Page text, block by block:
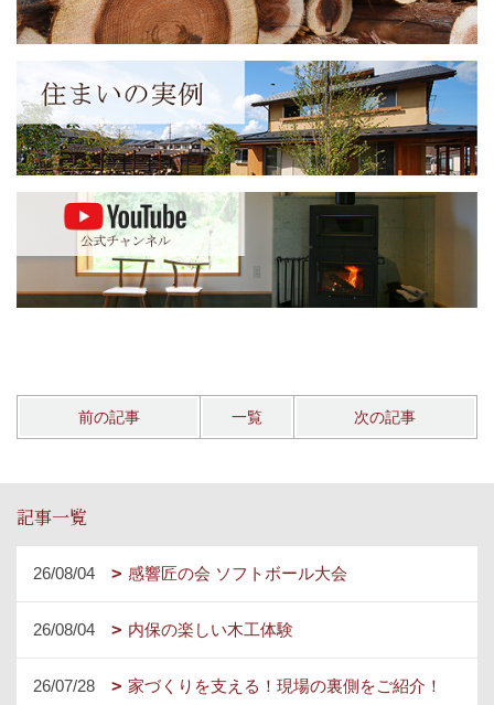
前の記事 一覧 次の記事
記事一覧
26/08/04 感響匠の会 ソフトボール大会
26/08/04 内保の楽しい木工体験
26/07/28 家づくりを支える！現場の裏側をご紹介！